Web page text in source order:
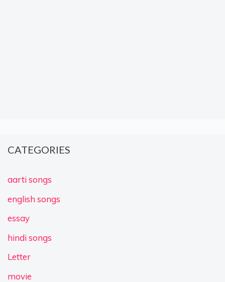
CATEGORIES
aarti songs
english songs
essay
hindi songs
Letter
movie